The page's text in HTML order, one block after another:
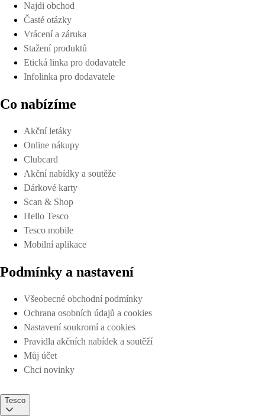
Najdi obchod
Časté otázky
Vrácení a záruka
Stažení produktů
Etická linka pro dodavatele
Infolinka pro dodavatele
Co nabízíme
Akční letáky
Online nákupy
Clubcard
Akční nabídky a soutěže
Dárkové karty
Scan & Shop
Hello Tesco
Tesco mobile
Mobilní aplikace
Podmínky a nastavení
Všeobecné obchodní podmínky
Ochrana osobních údajů a cookies
Nastavení soukromí a cookies
Pravidla akčních nabídek a soutěží
Můj účet
Chci novinky
Tesco